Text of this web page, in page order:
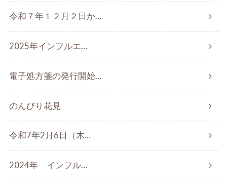
令和７年１２月２日か…
2025年インフルエ…
電子処方箋の発行開始…
のんびり花見
令和7年2月6日（木…
2024年 インフル…